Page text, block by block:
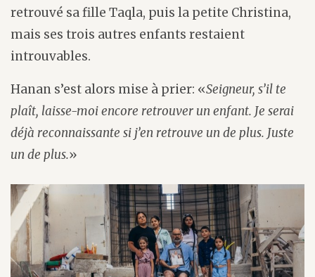
retrouvé sa fille Taqla, puis la petite Christina,
mais ses trois autres enfants restaient
introuvables.
Hanan s’est alors mise à prier: «Seigneur, s’il te
plaît, laisse-moi encore retrouver un enfant. Je serai
déjà reconnaissante si j’en retrouve un de plus. Juste
un de plus.»